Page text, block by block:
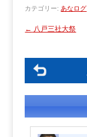
カテゴリー: あなログ
← 八戸三社大祭